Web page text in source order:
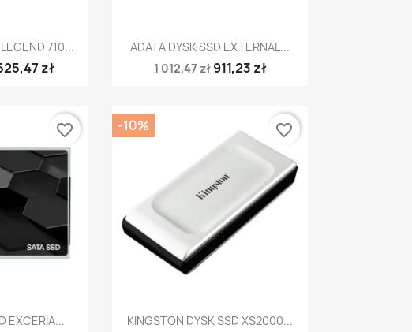
710...
zł
Szybki podgląd
ADATA DYSK SSD EXTERNAL...
1 012,47 zł 911,23 zł
EXCERIA...
favorite_border
Szybki podgląd
KINGSTON DYSK SSD XS2000...
-10% favorite_border